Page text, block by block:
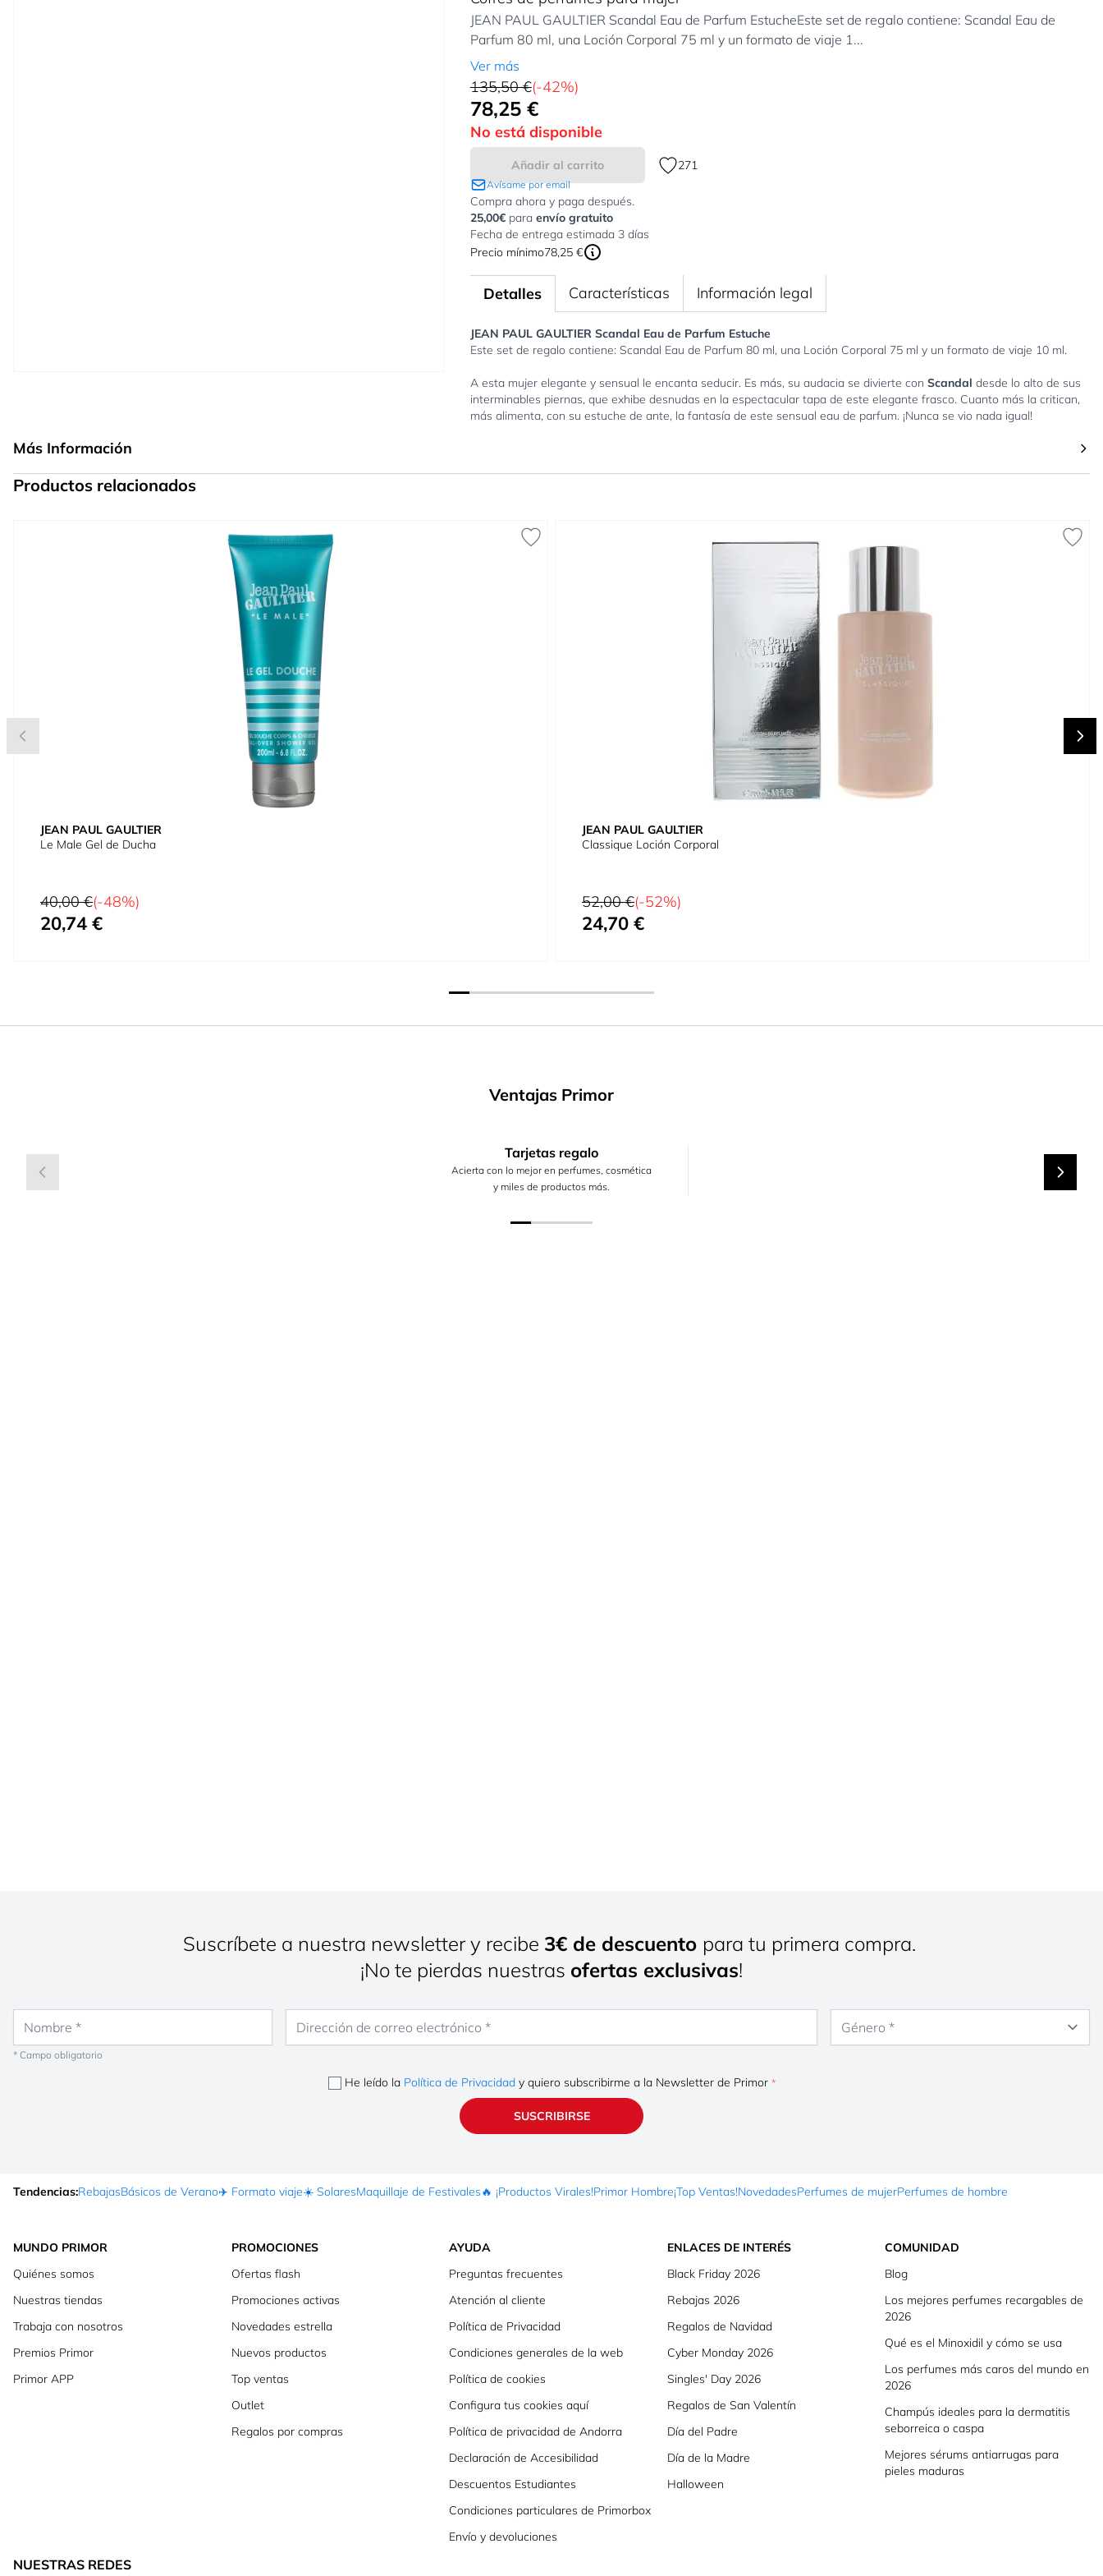
JEAN PAUL GAULTIER Scandal Eau de Parfum EstucheEste set de regalo contiene: Scandal Eau de
Parfum 80 ml, una Loción Corporal 75 ml y un formato de viaje 1...
Ver más
135,50 €(-42%)
Tan bajo como:
78,25 €
No está disponible
Añadir al carrito 271
Avísame por email
Compra ahora y paga después.
25,00€ para envío gratuito
Fecha de entrega estimada 3 días
Precio mínimo78,25 €
Detalles
JEAN PAUL GAULTIER Scandal Eau de Parfum Estuche
Este set de regalo contiene: Scandal Eau de Parfum 80 ml, una Loción Corporal 75 ml y un formato de viaje 10 ml.
A esta mujer elegante y sensual le encanta seducir. Es más, su audacia se divierte con Scandal desde lo alto de sus
interminables piernas, que exhibe desnudas en la espectacular tapa de este elegante frasco. Cuanto más la critican,
más alimenta, con su estuche de ante, la fantasía de este sensual eau de parfum. ¡Nunca se vio nada igual!
Características Información legal
Más Información
Productos relacionados
JEAN PAUL GAULTIER
Le Male Gel de Ducha
Precio habitual
40,00 €(-48%)
Precio especial
20,74 €
JEAN PAUL GAULTIER
Classique Loción Corporal
Precio habitual
52,00 €(-52%)
Precio especial
24,70 €
Ventajas Primor
Tarjetas regalo
Acierta con lo mejor en perfumes, cosmética
y miles de productos más.
Suscríbete a nuestra newsletter y recibe 3€ de descuento para tu primera compra.
¡No te pierdas nuestras ofertas exclusivas!
* Campo obligatorio
He leído la Política de Privacidady quiero subscribirme a la Newsletter de Primor
SUSCRIBIRSE
Tendencias:RebajasBásicos de Verano✈️ Formato viaje☀️ SolaresMaquillaje de Festivales🔥 ¡Productos Virales!Primor Hombre¡Top Ventas!NovedadesPerfumes de mujerPerfumes de hombre
MUNDO PRIMOR
Quiénes somos
Nuestras tiendas
Trabaja con nosotros
Premios Primor
Primor APP
PROMOCIONES
Ofertas flash
Promociones activas
Novedades estrella
Nuevos productos
Top ventas
Outlet
Regalos por compras
AYUDA
Preguntas frecuentes
Atención al cliente
Política de Privacidad
Condiciones generales de la web
Política de cookies
Configura tus cookies aquí
Política de privacidad de Andorra
Declaración de Accesibilidad
Descuentos Estudiantes
Condiciones particulares de Primorbox
Envío y devoluciones
ENLACES DE INTERÉS
Black Friday 2026
Rebajas 2026
Regalos de Navidad
Cyber Monday 2026
Singles' Day 2026
Regalos de San Valentín
Día del Padre
Día de la Madre
Halloween
COMUNIDAD
Blog
Los mejores perfumes recargables de
2026
Qué es el Minoxidil y cómo se usa
Los perfumes más caros del mundo en
2026
Champús ideales para la dermatitis
seborreica o caspa
Mejores sérums antiarrugas para
pieles maduras
NUESTRAS REDES